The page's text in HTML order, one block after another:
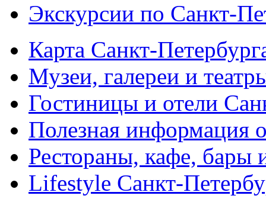
Экскурсии по Санкт-
Карта Санкт-
Музеи, галереи и
Гостиницы и отели
Полезная информация
Рестораны, кафе, бары
Lifestyle Санкт-